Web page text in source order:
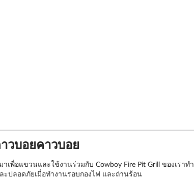
วบอยคาวบอย
เพื่อแขวนและใช้งานร่วมกับ Cowboy Fire Pit Grill ของเร
ปลอดภัยเมื่อทำงานรอบกองไฟ และถ่านร้อน